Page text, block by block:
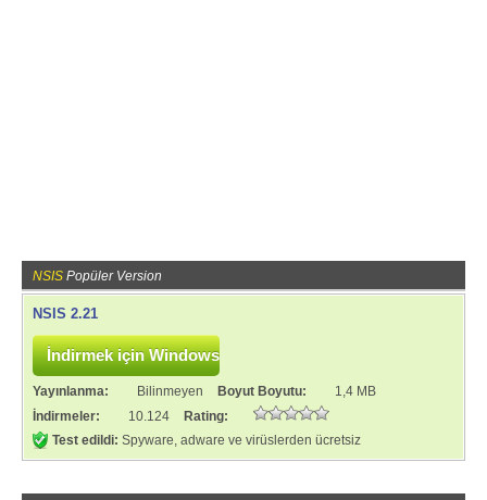
NSIS Popüler Version
NSIS 2.21
Yayınlanma: Bilinmeyen Boyut Boyutu:
1,4 MB
İndirmeler:
10.124
Rating:
Test edildi: Spyware, adware ve virüslerden ücretsiz